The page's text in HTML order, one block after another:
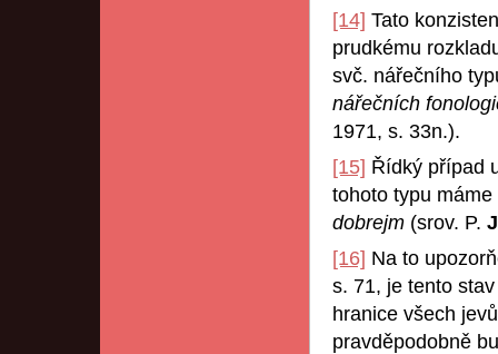
[14] Tato
prudkému
svč. nářečního
nářečních
1971, s. 33n.).
[15] Řídký případ
tohoto typu
dobrejm (srov. P.
[16] Na to
s. 71, je tento
hranice všech
pravděpodobně